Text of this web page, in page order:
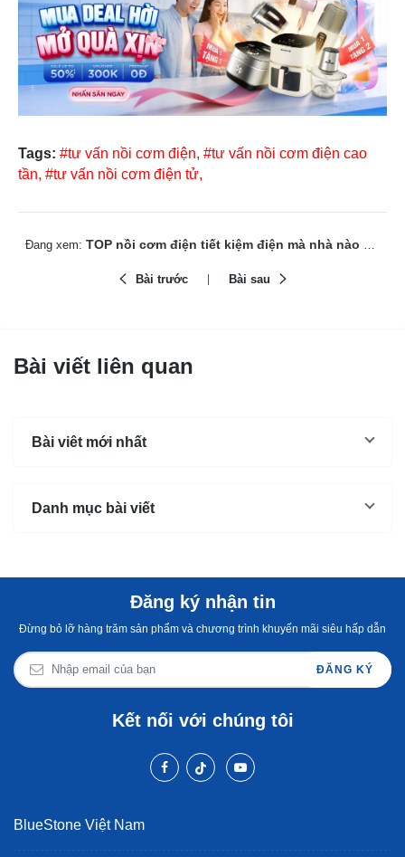
Tags: #tư vấn nồi cơm điện, #tư vấn nồi cơm điện cao
tần, #tư vấn nồi cơm điện tử,
Đang xem: TOP nồi cơm điện tiết kiệm điện mà nhà nào cũng cần có
Bài trước Bài sau
Bài viết liên quan
Bài viêt mới nhất
Danh mục bài viết
Đăng ký nhận tin
Đừng bỏ lỡ hàng trăm sản phẩm và chương trình khuyến mãi siêu hấp dẫn
ĐĂNG KÝ
Kết nối với chúng tôi
BlueStone Việt Nam